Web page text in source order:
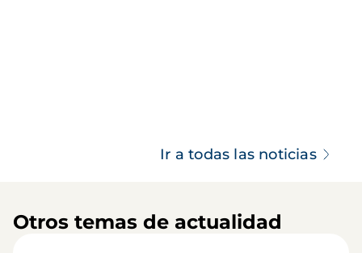
Ir a todas las noticias
Otros temas de actualidad